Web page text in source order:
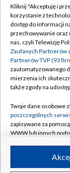
Abonament
Emisja w TVP
Centrum
Naziemna
Rada
System NOS
Informacje o
Program dla
Kliknij "Akceptuję i
korzystanie z
dostęp do informacji
przechowywanie oraz
nas, czyli Telewizję
Zaufanych Partnerów
Partnerów TVP (93
zautomatyzowanego
mierzenia ich
także zgody na
Twoje dane osobowe
poszczególnych
zapisywane za
WWW lub innych
ruchu w Internecie.